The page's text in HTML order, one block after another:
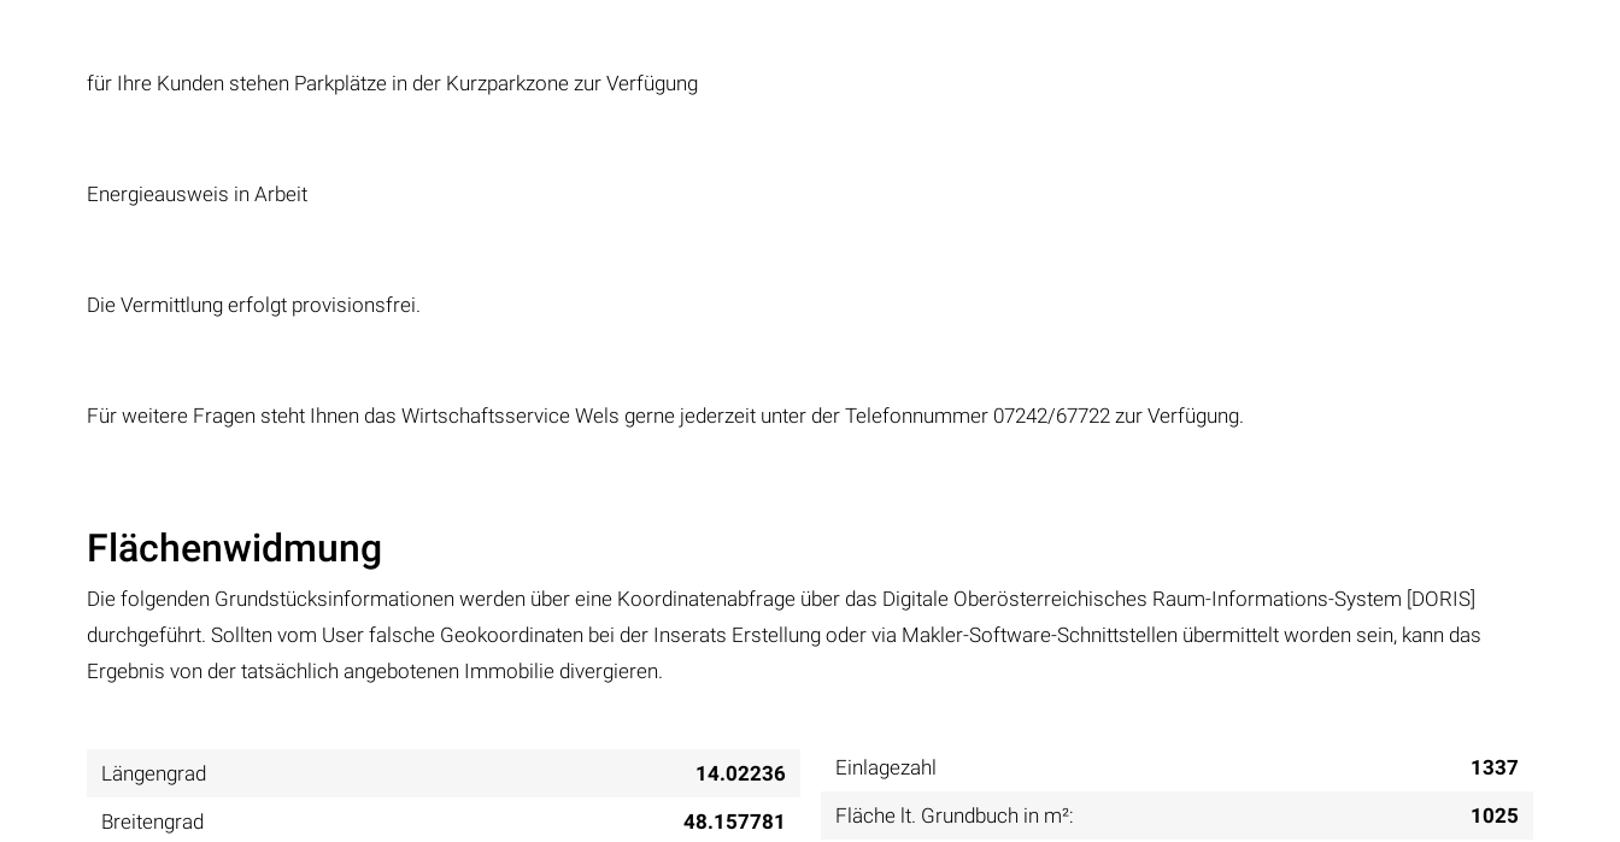
für Ihre Kunden stehen Parkplätze in der Kurzparkzone zur Verfügung
Energieausweis in Arbeit
Die Vermittlung erfolgt provisionsfrei.
Für weitere Fragen steht Ihnen das Wirtschaftsservice Wels gerne jederzeit unter der Telefonnummer 07242/67722 zur Verfügung.
Flächenwidmung
Die folgenden Grundstücksinformationen werden über eine Koordinatenabfrage über das Digitale Oberösterreichisches Raum-Informations-System [DORIS]
durchgeführt. Sollten vom User falsche Geokoordinaten bei der Inserats Erstellung oder via Makler-Software-Schnittstellen übermittelt worden sein, kann das
Ergebnis von der tatsächlich angebotenen Immobilie divergieren.
Längengrad
14.02236
Breitengrad
48.157781
Einlagezahl
1337
Fläche lt. Grundbuch in m²:
1025